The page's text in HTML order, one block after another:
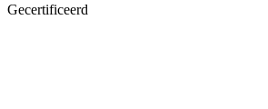
Gecertificeerd